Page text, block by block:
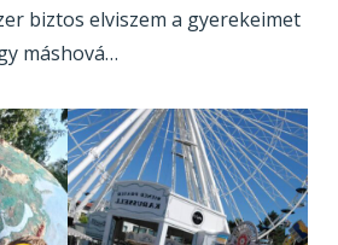
biztos elviszem a gyerekeimet
máshová…